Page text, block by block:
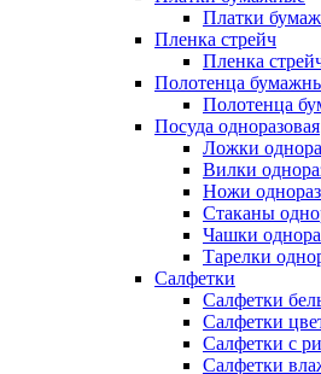
Платки
Пленка стрейч
Пленка
Полотенца
Полотенца
Посуда одноразовая
Ложки
Вилки
Ножи
Стаканы
Чашки
Тарелки
Салфетки
Салфетки
Салфетки
Салфетки с
Салфетки